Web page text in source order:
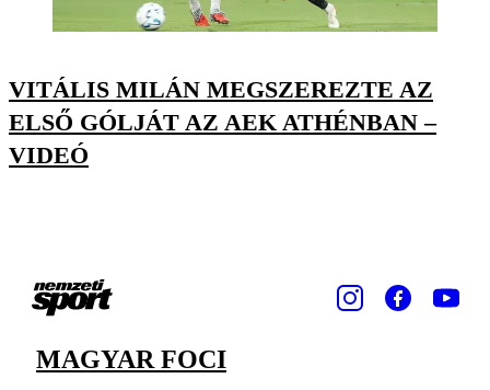
VITÁLIS MILÁN MEGSZEREZTE AZ
ELSŐ GÓLJÁT AZ AEK ATHÉNBAN –
VIDEÓ
MAGYAR FOCI